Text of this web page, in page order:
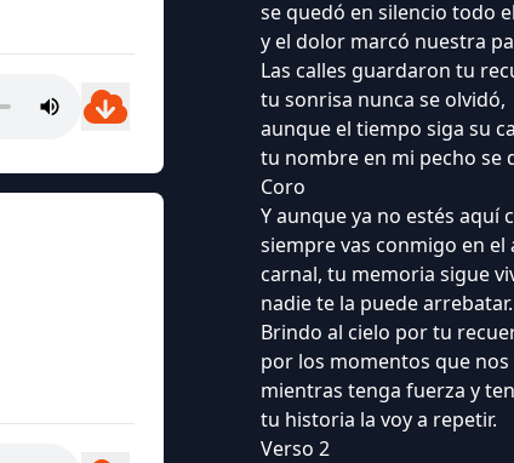
se quedó en silencio todo
y el dolor marcó nuestra
Las calles guardaron tu
tu sonrisa nunca se olvidó,
aunque el tiempo siga su
tu nombre en mi pecho se
Coro
Y aunque ya no estés aquí
siempre vas conmigo en el
carnal, tu memoria sigue
nadie te la puede arrebatar.
Brindo al cielo por tu
por los momentos que nos
mientras tenga fuerza y
tu historia la voy a repetir.
Verso 2